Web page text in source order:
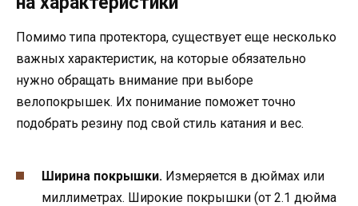
Помимо типа протектора, существует еще несколько
важных характеристик, на которые обязательно
нужно обращать внимание при выборе
велопокрышек. Их понимание поможет точно
подобрать резину под свой стиль катания и вес.
Ширина покрышки. Измеряется в дюймах или
миллиметрах. Широкие покрышки (от 2.1 дюйма